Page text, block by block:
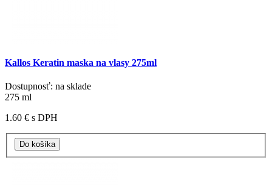
Kallos Keratin maska na vlasy 275ml
Dostupnosť: na sklade
275 ml
1.60 € s DPH